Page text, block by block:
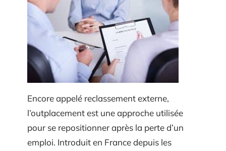
Encore appelé reclassement externe,
l’outplacement est une approche utilisée
pour se repositionner après la perte d’un
emploi. Introduit en France depuis les